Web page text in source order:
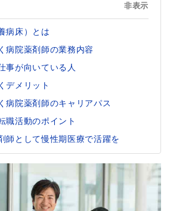
非表示
病床）とは
病院薬剤師の業務内容
事が向いている人
デメリット
病院薬剤師のキャリアパス
職活動のポイント
師として慢性期医療で活躍を